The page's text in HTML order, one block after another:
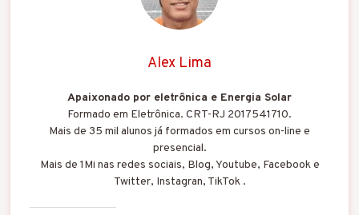
Alex Lima
Apaixonado por eletrônica e Energia Solar
Formado em Eletrônica. CRT-RJ 2017541710.
Mais de 35 mil alunos já formados em cursos on-line e
presencial.
Mais de 1Mi nas redes sociais, Blog, Youtube, Facebook e
Twitter, Instagran, TikTok .